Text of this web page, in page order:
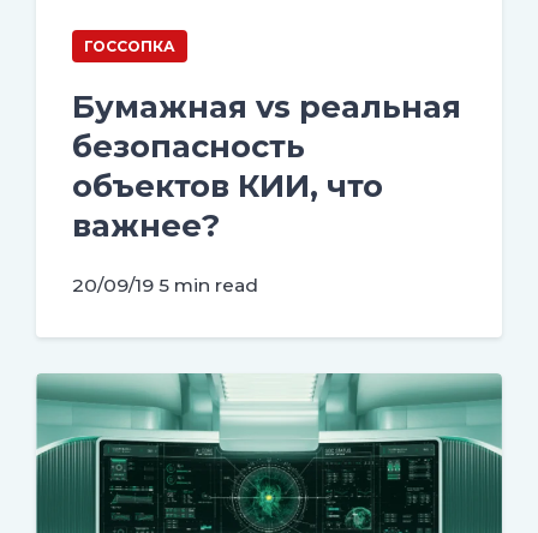
ГОССОПКА
Бумажная vs реальная
безопасность
объектов КИИ, что
важнее?
20/09/19 5 min read